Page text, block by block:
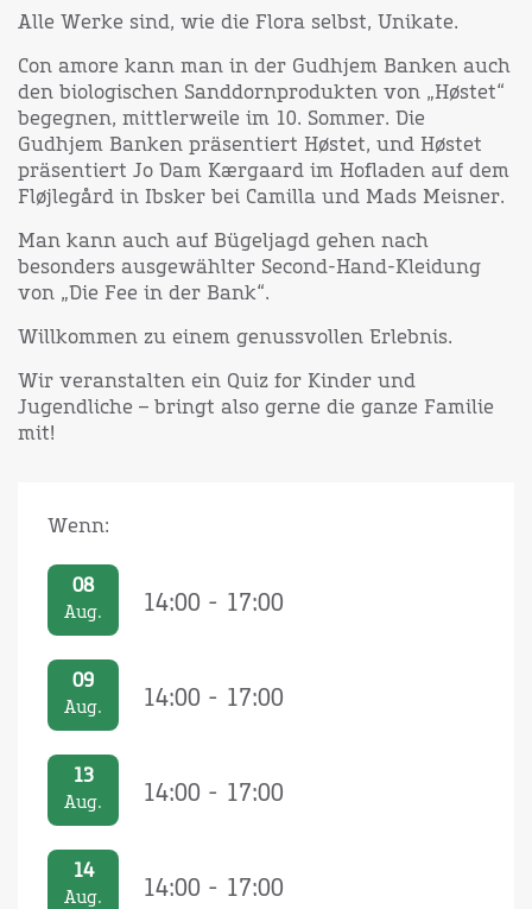
Alle Werke sind, wie die Flora selbst, Unikate.
Con amore kann man in der Gudhjem Banken auch
den biologischen Sanddornprodukten von „Høstet“
begegnen, mittlerweile im 10. Sommer. Die
Gudhjem Banken präsentiert Høstet, und Høstet
präsentiert Jo Dam Kærgaard im Hofladen auf dem
Fløjlegård in Ibsker bei Camilla und Mads Meisner.
Man kann auch auf Bügeljagd gehen nach
besonders ausgewählter Second-Hand-Kleidung
von „Die Fee in der Bank“.
Willkommen zu einem genussvollen Erlebnis.
Wir veranstalten ein Quiz for Kinder und
Jugendliche – bringt also gerne die ganze Familie
mit!
Wenn:
08
Aug. 14:00 - 17:00
09
Aug. 14:00 - 17:00
13
Aug. 14:00 - 17:00
14
Aug. 14:00 - 17:00